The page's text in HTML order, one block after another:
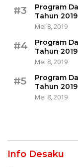
#3
Program
Tahun 2019
Mei 8, 2019
#4
Program
Tahun 2019
Mei 8, 2019
#5
Program
Tahun 2019
Mei 8, 2019
Info Desaku